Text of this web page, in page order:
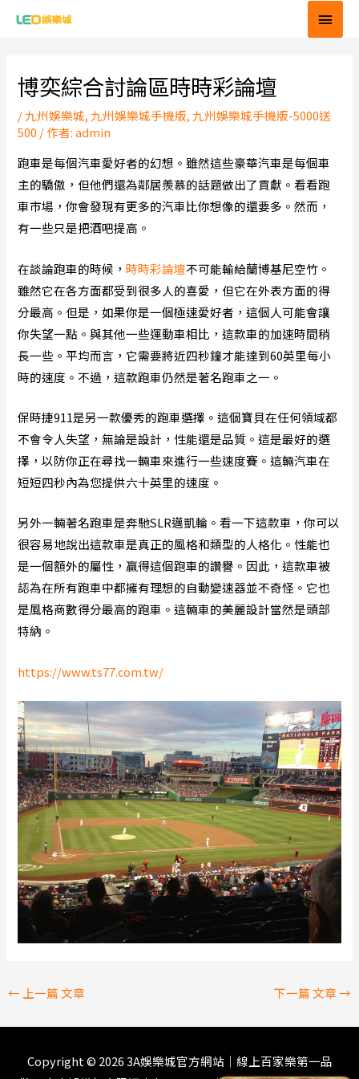
主
單
博奕綜合討論區時時彩論壇
/九州娛樂城, 九州娛樂城手機版, 九州娛樂城手機版-5000送
500 / 作者:admin
跑車是每個汽車愛好者的幻想。雖然這些豪華汽車是每個車
主的驕傲，但他們還為鄰居羨慕的話題做出了貢獻。看看跑
車市場，你會發現有更多的汽車比你想像的還要多。然而，
有一些只是把酒吧提高。
在談論跑車的時候，時時彩論壇不可能輸給蘭博基尼空竹。
雖然它在各方面都受到很多人的喜愛，但它在外表方面的得
分最高。但是，如果你是一個極速愛好者，這個人可能會讓
你失望一點。與其他一些運動車相比，這款車的加速時間稍
長一些。平均而言，它需要將近四秒鐘才能達到60英里每小
時的速度。不過，這款跑車仍然是著名跑車之一。
保時捷911是另一款優秀的跑車選擇。這個寶貝在任何領域都
不會令人失望，無論是設計，性能還是品質。這是最好的選
擇，以防你正在尋找一輛車來進行一些速度賽。這輛汽車在
短短四秒內為您提供六十英里的速度。
另外一輛著名跑車是奔馳SLR邁凱輪。看一下這款車，你可以
很容易地說出這款車是真正的風格和類型的人格化。性能也
是一個額外的屬性，贏得這個跑車的讚譽。因此，這款車被
認為在所有跑車中都擁有理想的自動變速器並不奇怪。它也
是風格商數得分最高的跑車。這輛車的美麗設計當然是頭部
特納。
https://www.ts77.com.tw/
← 上一篇 文章 下一篇 文章→
Copyright © 20263A娛樂城官方網站｜線上百家樂第一品